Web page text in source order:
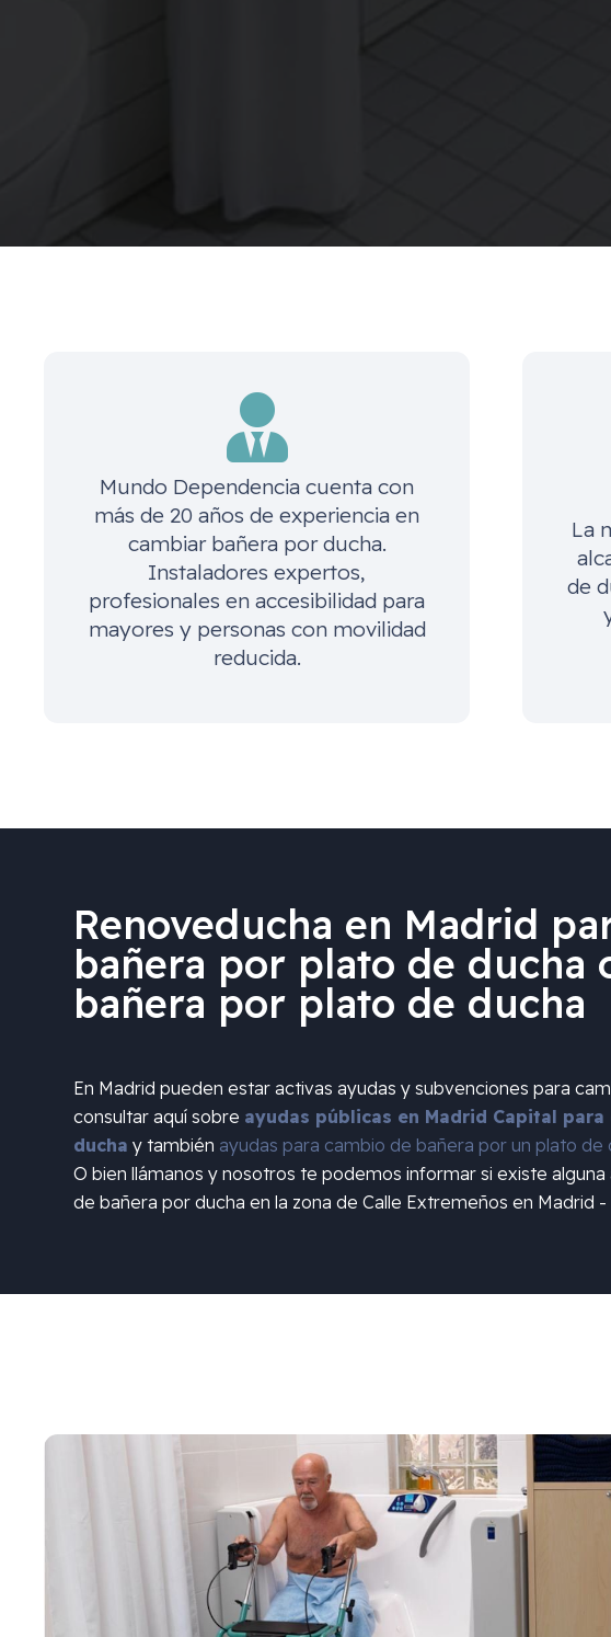
Mundo Dependencia cuenta con
más de 20 años de experiencia en
cambiar bañera por ducha.
Instaladores expertos,
profesionales en accesibilidad para
mayores y personas con movilidad
reducida.
La
de
Renoveducha en Madrid
bañera por plato de ducha
bañera por plato de ducha
En Madrid pueden estar activas ayudas y subvenciones para
consultar aquí sobre ayudas públicas en Madrid Capital
ducha y también ayudas para cambio de bañera por un plato de
O bien llámanos y nosotros te podemos informar si existe
de bañera por ducha en la zona deCalle Extremeños en Madrid -